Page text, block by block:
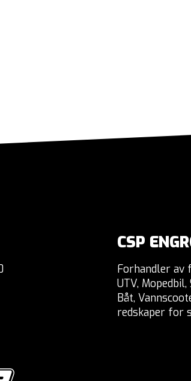
CSP
Forhandler av
UTV,
Båt,
redskaper for